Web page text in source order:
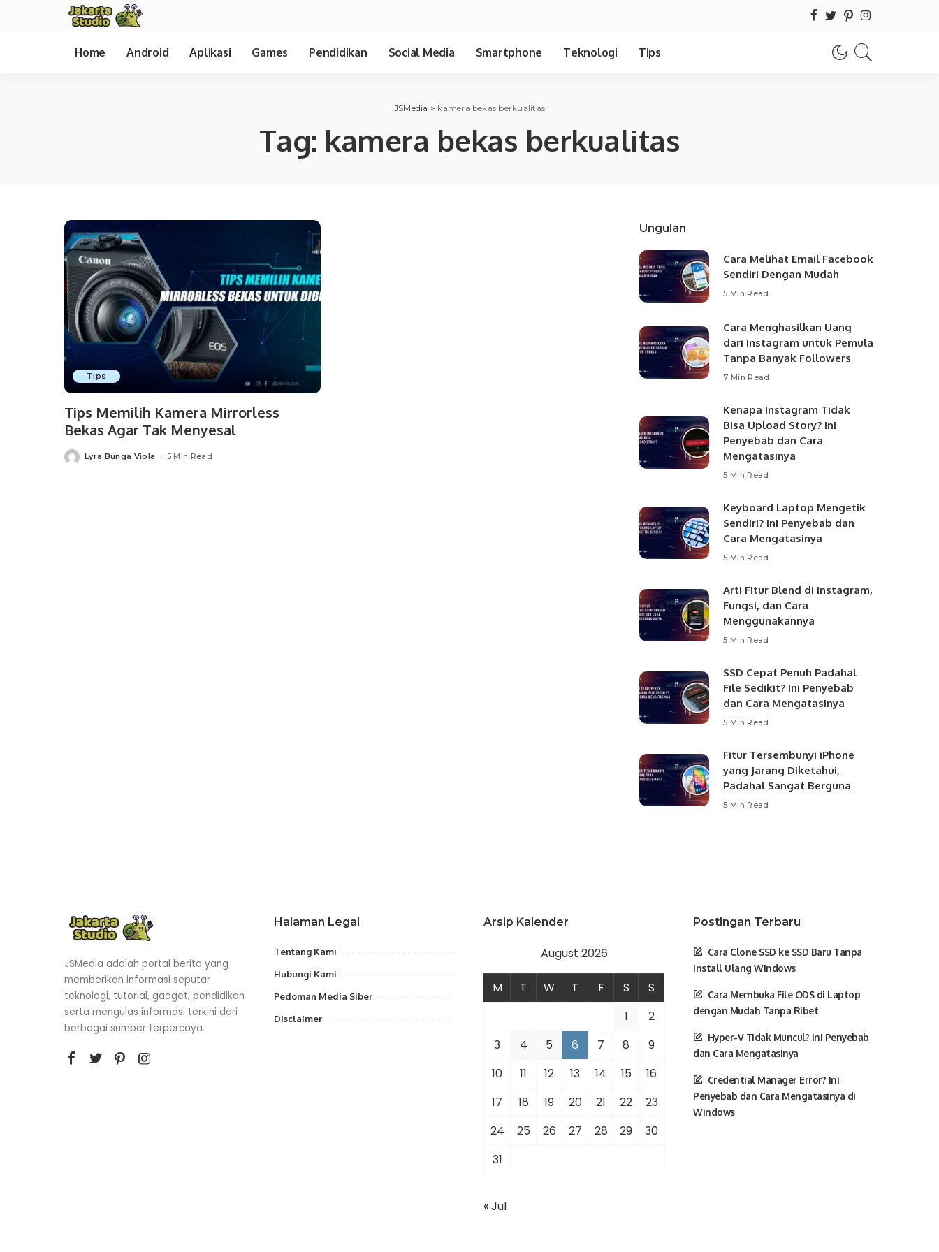
Home Android Aplikasi Games Pendidikan Social Media Smartphone Teknologi Tips
JSMedia > kamera bekas berkualitas
Tag: kamera bekas berkualitas
Tips
Tips Memilih Kamera Mirrorless
Bekas Agar Tak Menyesal
PostedLyra Bunga Viola 5 Min Read
Ungulan
Cara Melihat Email Facebook
Sendiri Dengan Mudah
5 Min Read
Cara Menghasilkan Uang
dari Instagram untuk Pemula
Tanpa Banyak Followers
7 Min Read
Kenapa Instagram Tidak
Bisa Upload Story? Ini
Penyebab dan Cara
Mengatasinya
5 Min Read
Keyboard Laptop Mengetik
Sendiri? Ini Penyebab dan
Cara Mengatasinya
5 Min Read
Arti Fitur Blend di Instagram,
Fungsi, dan Cara
Menggunakannya
5 Min Read
SSD Cepat Penuh Padahal
File Sedikit? Ini Penyebab
dan Cara Mengatasinya
5 Min Read
Fitur Tersembunyi iPhone
yang Jarang Diketahui,
Padahal Sangat Berguna
5 Min Read
JSMedia adalah portal berita yang
memberikan informasi seputar
teknologi, tutorial, gadget, pendidikan
serta mengulas informasi terkini dari
berbagai sumber terpercaya.
Halaman Legal
Tentang Kami
Hubungi Kami
Pedoman Media Siber
Disclaimer
Arsip Kalender
August 2026
M T W T F S
S
1
2
3
4 5 6 7 8
9
10
11 12 13 14 15
16
17
18 19 20 21 22
23
24
25 26 27 28 29
30
31
« Jul
Postingan Terbaru
Cara Clone SSD ke SSD Baru Tanpa
Install Ulang Windows
Cara Membuka File ODS di Laptop
dengan Mudah Tanpa Ribet
Hyper-V Tidak Muncul? Ini Penyebab
dan Cara Mengatasinya
Credential Manager Error? Ini
Penyebab dan Cara Mengatasinya di
Windows